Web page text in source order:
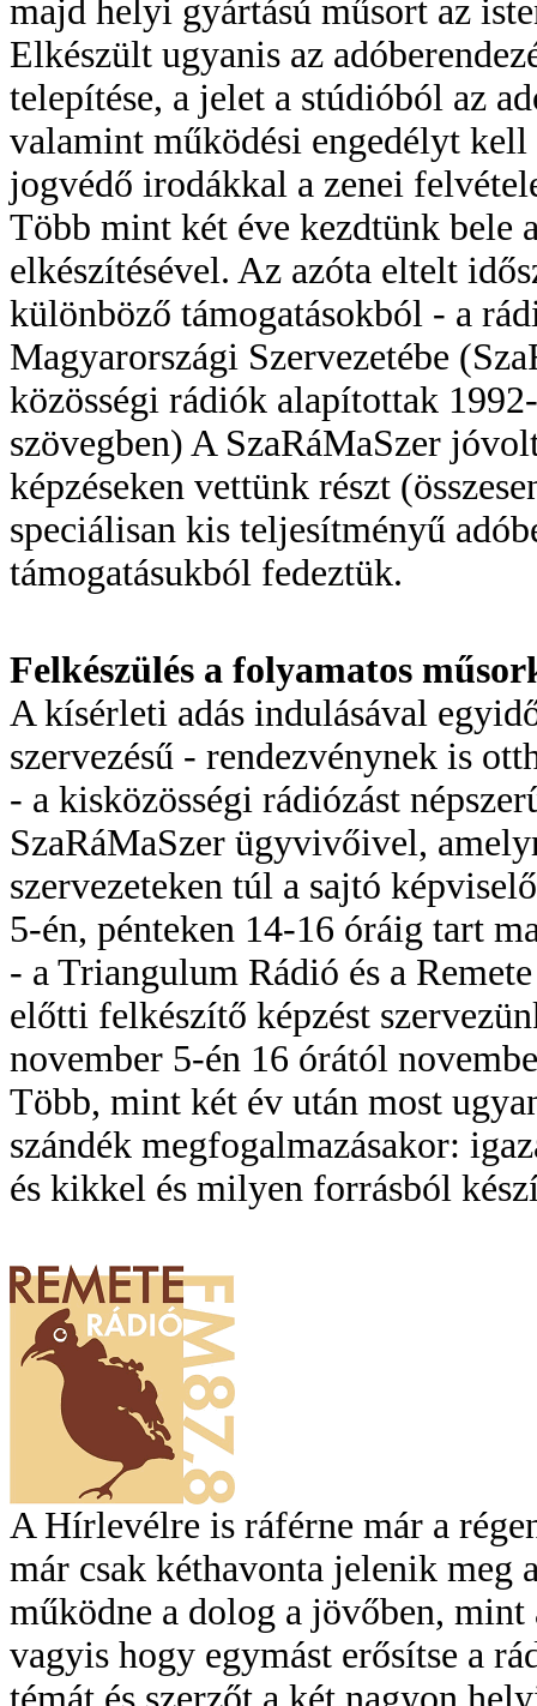
majd helyi gyártású műsort az
Elkészült ugyanis az
telepítése, a jelet a stúdióból az
valamint működési engedélyt kell
jogvédő irodákkal a zenei
Több mint két éve kezdtünk bele
elkészítésével. Az azóta eltelt
különböző támogatásokból - a
Magyarországi Szervezetébe
közösségi rádiók alapítottak
szövegben) A SzaRáMaSzer
képzéseken vettünk részt
speciálisan kis teljesítményű
támogatásukból fedeztük.
Felkészülés a folyamatos
A kísérleti adás indulásával
szervezésű - rendezvénynek is
- a kisközösségi rádiózást
SzaRáMaSzer ügyvivőivel,
szervezeteken túl a sajtó
5-én, pénteken 14-16 óráig tart
- a Triangulum Rádió és a
előtti felkészítő képzést
november 5-én 16 órától
Több, mint két év után most
szándék megfogalmazásakor:
és kikkel és milyen forrásból
A Hírlevélre is ráférne már a
már csak kéthavonta jelenik meg
működne a dolog a jövőben,
vagyis hogy egymást erősítse a